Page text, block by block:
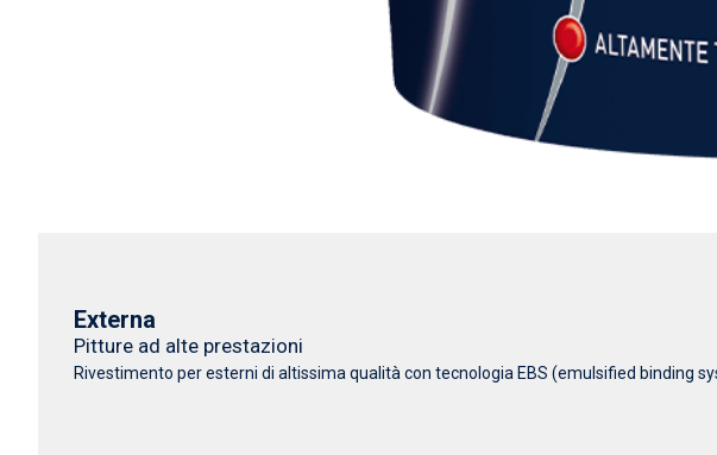
Externa
Pitture ad alte prestazioni
Rivestimento per esterni di altissima qualità con tecnologia EBS (emulsified binding